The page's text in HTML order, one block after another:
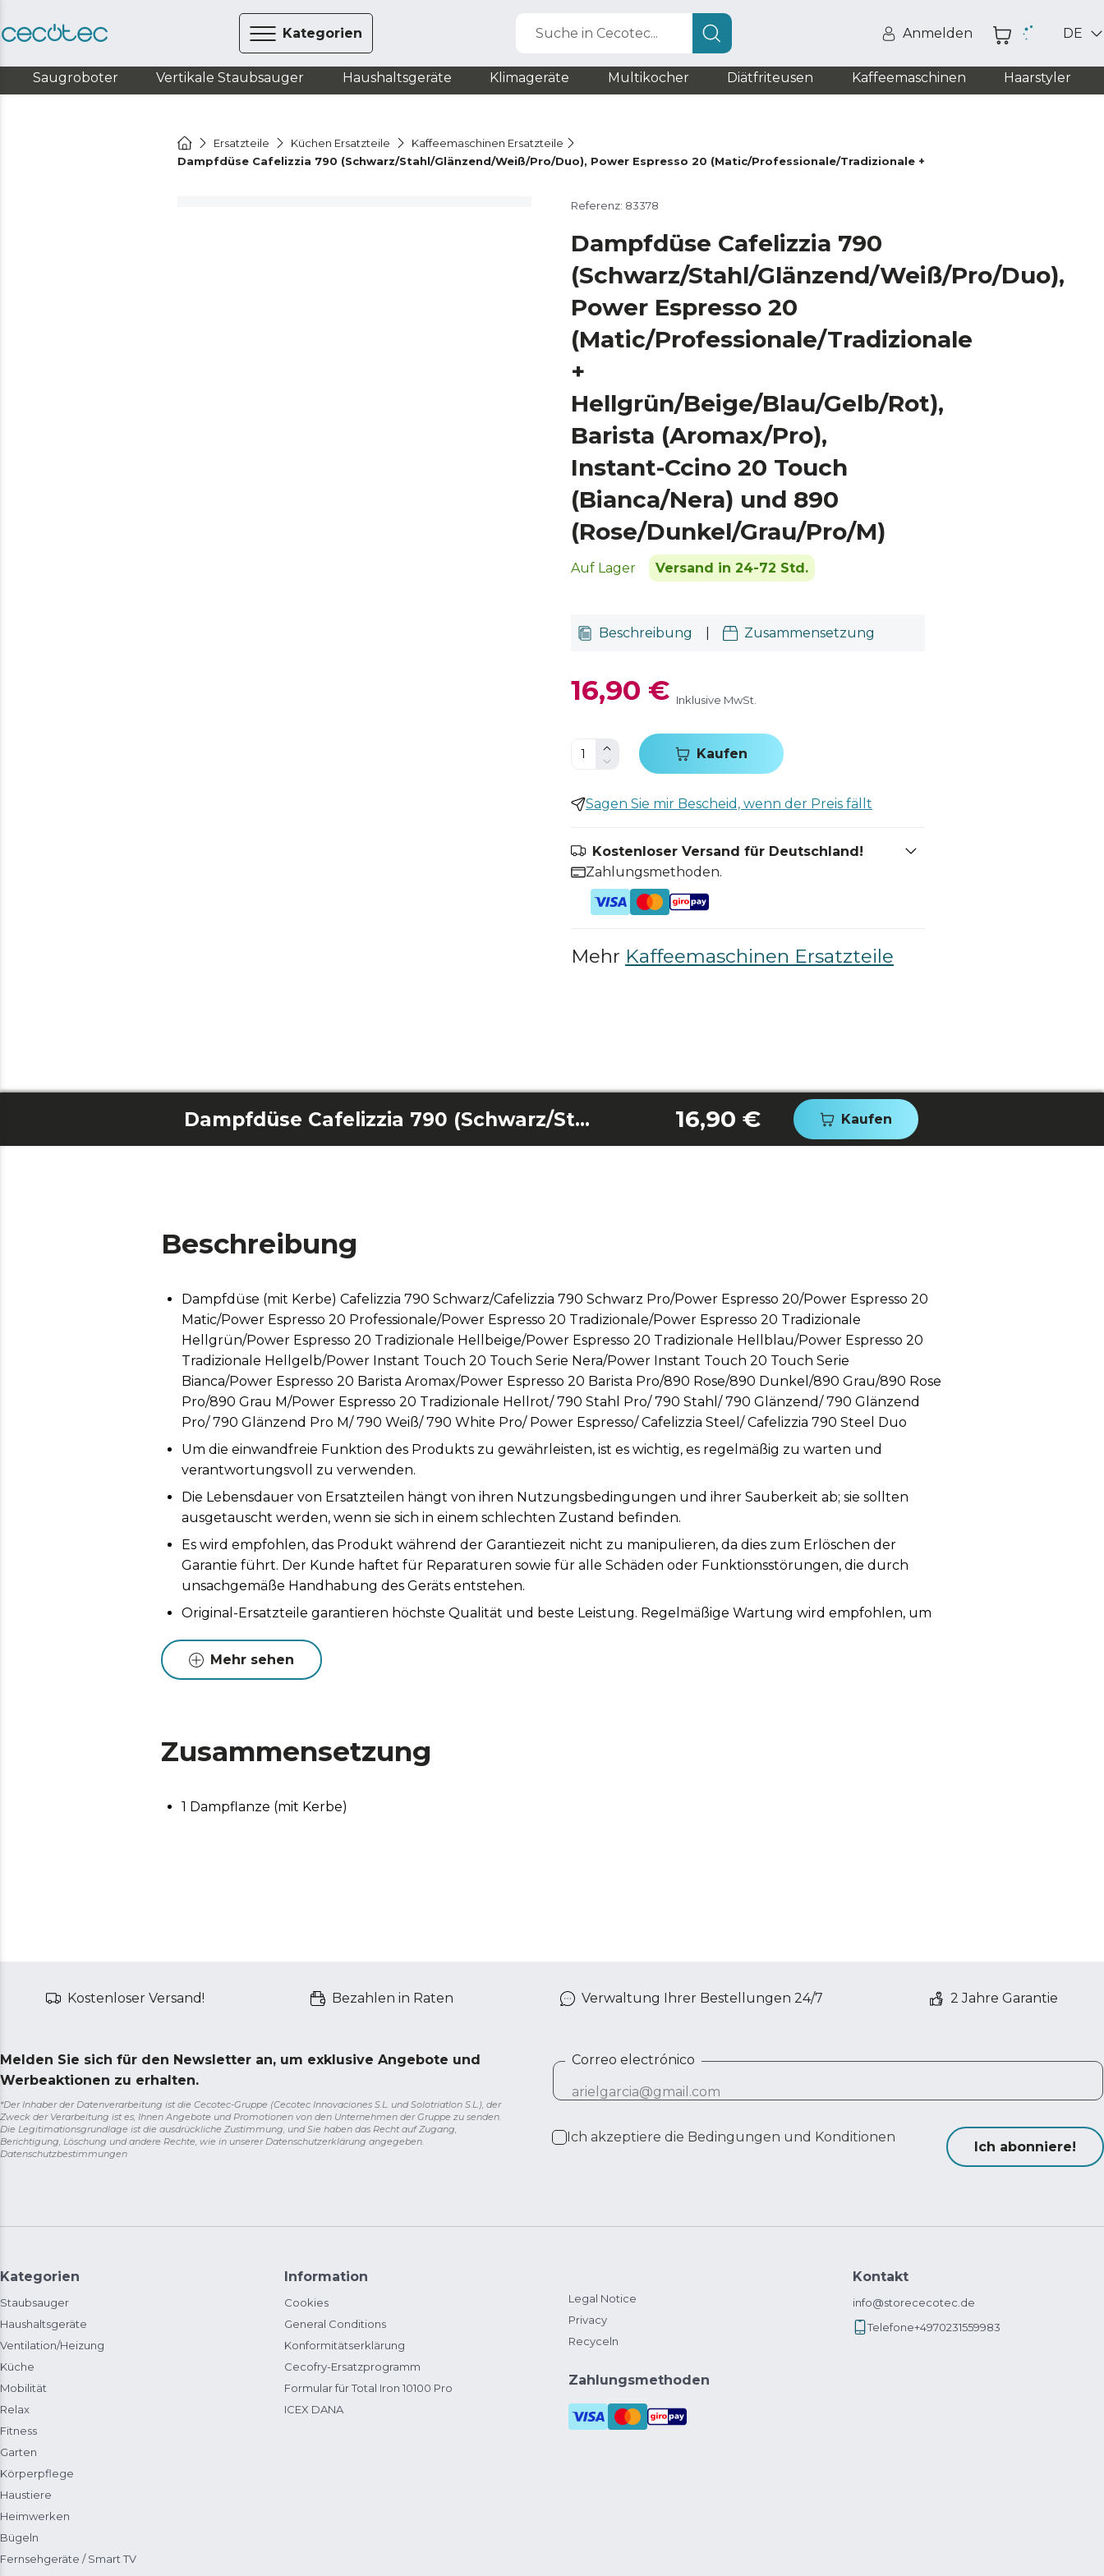
Kategorien Suche in Cecotec... Anmelden DE
Saugroboter Vertikale Staubsauger Haushaltsgeräte Klimageräte Multikocher Diätfriteusen Kaffeemaschinen Haarstyler
Ersatzteile Küchen Ersatzteile
Kaffeemaschinen Ersatzteile
Dampfdüse Cafelizzia 790 (Schwarz/Stahl/Glänzend/Weiß/Pro/Duo), Power Espresso 20 (Matic/Professionale/Tradizionale + Hellgrün/Beige/Blau/Gelb/
Referenz: 83378
Dampfdüse Cafelizzia 790
(Schwarz/Stahl/Glänzend/Weiß/Pro/Duo),
Power Espresso 20
(Matic/Professionale/Tradizionale
+
Hellgrün/Beige/Blau/Gelb/Rot),
Barista (Aromax/Pro),
Instant-Ccino 20 Touch
(Bianca/Nera) und 890
(Rose/Dunkel/Grau/Pro/M)
Auf Lager Versand in 24-72 Std.
Beschreibung Zusammensetzung
16,90 € Inklusive MwSt.
Kaufen
Sagen Sie mir Bescheid, wenn der Preis fällt
Kostenloser Versand für Deutschland!
Zahlungsmethoden.
Mehr Kaffeemaschinen Ersatzteile
Dampfdüse Cafelizzia 790 (Schwarz/Stahl/Glänzend/Weiß/Pro/Duo), Power Espresso 20 (Matic/Professionale/Tradizionale + Hellgrün/Beige/Blau/Gelb/Rot), Barista (Aromax/Pro), Instant-Ccino 20 Touch (Bianca/Nera) und 890 (Rose/Dunkel/Grau/Pro/M) 16,90 € Kaufen
Beschreibung
Dampfdüse (mit Kerbe) Cafelizzia 790 Schwarz/Cafelizzia 790 Schwarz Pro/Power Espresso 20/Power Espresso 20
Matic/Power Espresso 20 Professionale/Power Espresso 20 Tradizionale/Power Espresso 20 Tradizionale
Hellgrün/Power Espresso 20 Tradizionale Hellbeige/Power Espresso 20 Tradizionale Hellblau/Power Espresso 20
Tradizionale Hellgelb/Power Instant Touch 20 Touch Serie Nera/Power Instant Touch 20 Touch Serie
Bianca/Power Espresso 20 Barista Aromax/Power Espresso 20 Barista Pro/890 Rose/890 Dunkel/890 Grau/890 Rose
Pro/890 Grau M/Power Espresso 20 Tradizionale Hellrot/ 790 Stahl Pro/ 790 Stahl/ 790 Glänzend/ 790 Glänzend
Pro/ 790 Glänzend Pro M/ 790 Weiß/ 790 White Pro/ Power Espresso/ Cafelizzia Steel/ Cafelizzia 790 Steel Duo
Um die einwandfreie Funktion des Produkts zu gewährleisten, ist es wichtig, es regelmäßig zu warten und
verantwortungsvoll zu verwenden.
Die Lebensdauer von Ersatzteilen hängt von ihren Nutzungsbedingungen und ihrer Sauberkeit ab; sie sollten
ausgetauscht werden, wenn sie sich in einem schlechten Zustand befinden.
Es wird empfohlen, das Produkt während der Garantiezeit nicht zu manipulieren, da dies zum Erlöschen der
Garantie führt. Der Kunde haftet für Reparaturen sowie für alle Schäden oder Funktionsstörungen, die durch
unsachgemäße Handhabung des Geräts entstehen.
Original-Ersatzteile garantieren höchste Qualität und beste Leistung. Regelmäßige Wartung wird empfohlen, um
Mehr sehen
Zusammensetzung
1 Dampflanze (mit Kerbe)
Kostenloser Versand! Bezahlen in Raten Verwaltung Ihrer Bestellungen 24/7 2 Jahre Garantie
Melden Sie sich für den Newsletter an, um exklusive Angebote und
Werbeaktionen zu erhalten.
*Der Inhaber der Datenverarbeitung ist die Cecotec-Gruppe (Cecotec Innovaciones S.L. und Solotriatlon S.L.), der
Zweck der Verarbeitung ist es, Ihnen Angebote und Promotionen von den Unternehmen der Gruppe zu senden.
Die Legitimationsgrundlage ist die ausdrückliche Zustimmung, und Sie haben das Recht auf Zugang,
Berichtigung, Löschung und andere Rechte, wie in unserer Datenschutzerklärung angegeben.
Datenschutzbestimmungen
Correo electrónico
Ich akzeptiere die Bedingungen und Konditionen
Ich abonniere!
Kategorien
Staubsauger
Haushaltsgeräte
Ventilation/Heizung
Küche
Mobilität
Relax
Fitness
Garten
Körperpflege
Haustiere
Heimwerken
Bügeln
Fernsehgeräte / Smart TV
Information
Cookies
General Conditions
Konformitätserklärung
Cecofry-Ersatzprogramm
Formular für Total Iron 10100 Pro
ICEX DANA
Legal Notice
Privacy
Recyceln
Zahlungsmethoden
Kontakt
info@storececotec.de
Telefone+4970231559983